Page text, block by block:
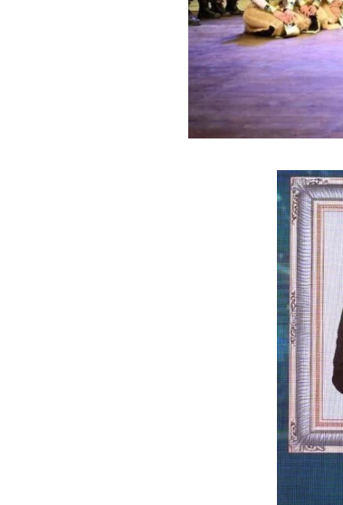
جلست بجوار جثة شقيقها 3 أيام.. وفاة آمال لمعي
“مدبولي” يوجّه